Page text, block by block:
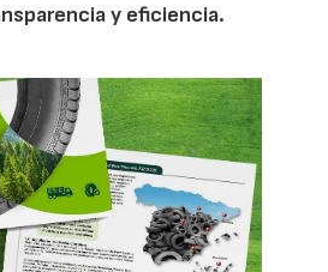
y eficiencia.